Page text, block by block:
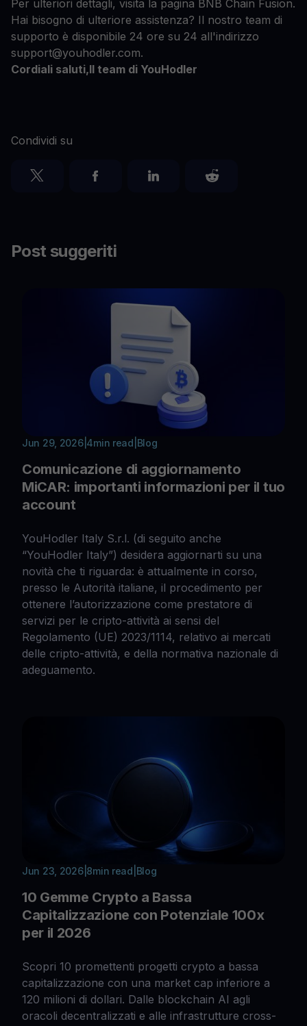
Per ulteriori dettagli, visita la pagina BNB Chain Fusion.
Hai bisogno di ulteriore assistenza? Il nostro team di
supporto è disponibile 24 ore su 24 all'indirizzo
support@youhodler.com.
Cordiali saluti,Il team di YouHodler
Condividi su
Post suggeriti
Jun 29, 2026| 4min read Blog
Comunicazione di aggiornamento
MiCAR: importanti informazioni per il tuo
account
YouHodler Italy S.r.l. (di seguito anche
“YouHodler Italy”) desidera aggiornarti su una
novità che ti riguarda: è attualmente in corso,
presso le Autorità italiane, il procedimento per
ottenere l’autorizzazione come prestatore di
servizi per le cripto-attività ai sensi del
Regolamento (UE) 2023/1114, relativo ai mercati
delle cripto-attività, e della normativa nazionale di
adeguamento.
Jun 23, 2026| 8min read Blog
10 Gemme Crypto a Bassa
Capitalizzazione con Potenziale 100x
per il 2026
Scopri 10 promettenti progetti crypto a bassa
capitalizzazione con una market cap inferiore a
120 milioni di dollari. Dalle blockchain AI agli
oracoli decentralizzati e alle infrastrutture cross-